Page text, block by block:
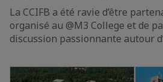
La CCIFB a été ravie d’être
organisé au @M3 College et de
discussion passionnante autour